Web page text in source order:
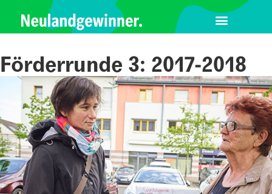
Förderrunde 3: 2017-2018